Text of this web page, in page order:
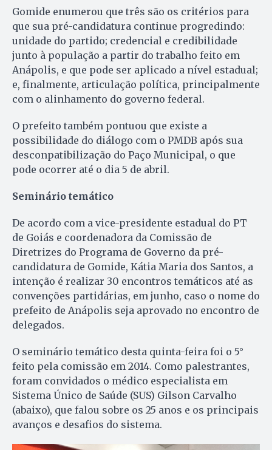
Gomide enumerou que três são os critérios para
que sua pré-candidatura continue progredindo:
unidade do partido; credencial e credibilidade
junto à população a partir do trabalho feito em
Anápolis, e que pode ser aplicado a nível estadual;
e, finalmente, articulação política, principalmente
com o alinhamento do governo federal.
O prefeito também pontuou que existe a
possibilidade do diálogo com o PMDB após sua
desconpatibilização do Paço Municipal, o que
pode ocorrer até o dia 5 de abril.
Seminário temático
De acordo com a vice-presidente estadual do PT
de Goiás e coordenadora da Comissão de
Diretrizes do Programa de Governo da pré-
candidatura de Gomide, Kátia Maria dos Santos, a
intenção é realizar 30 encontros temáticos até as
convenções partidárias, em junho, caso o nome do
prefeito de Anápolis seja aprovado no encontro de
delegados.
O seminário temático desta quinta-feira foi o 5°
feito pela comissão em 2014. Como palestrantes,
foram convidados o médico especialista em
Sistema Único de Saúde (SUS) Gilson Carvalho
(abaixo), que falou sobre os 25 anos e os principais
avanços e desafios do sistema.